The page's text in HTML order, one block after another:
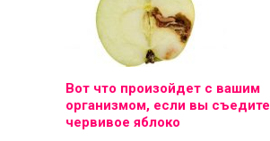
Вот что произойдет с вашим
организмом, если вы съедите
червивое яблоко